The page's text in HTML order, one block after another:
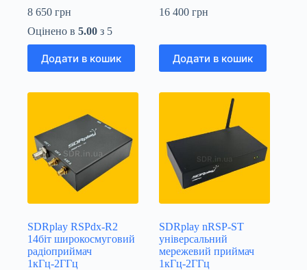
8 650 грн
Оцінено в 5.00 з 5
Додати в кошик
16 400грн
Додати в кошик
SDRplay RSPdx-R2
14біт широкосмуговий
радіоприймач
1кГц-2ГГц
SDRplay nRSP-ST
універсальний
мережевий приймач
1кГц-2ГГц